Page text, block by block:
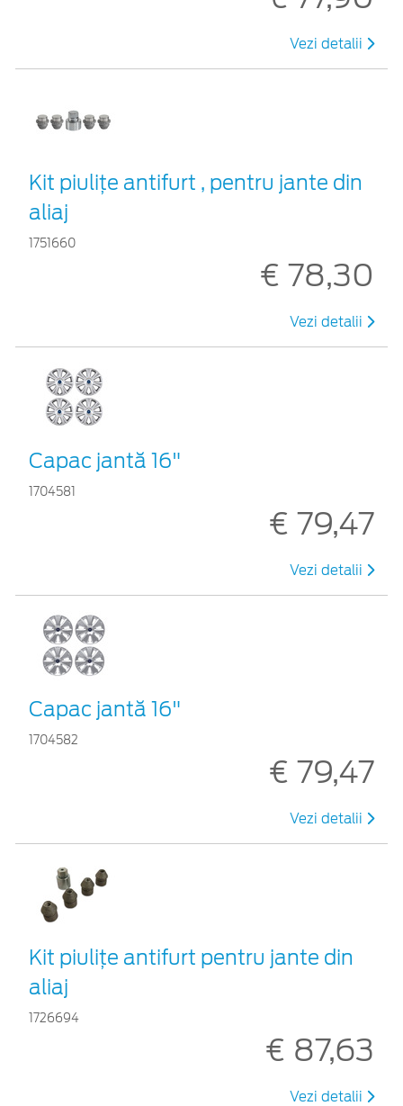
Vezi detalii
Kit piuliţe antifurt , pentru jante din
aliaj
1751660
€ 78,30
Vezi detalii
Capac jantă 16"
1704581
€ 79,47
Vezi detalii
Capac jantă 16"
1704582
€ 79,47
Vezi detalii
Kit piuliţe antifurt pentru jante din
aliaj
1726694
€ 87,63
Vezi detalii